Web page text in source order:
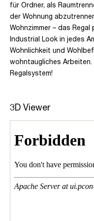
für Ordner, als
der Wohnung
Wohnzimmer – das
Industrial Look in jedes
Wohnlichkeit und
wohntaugliches
Regalsystem!
3D Viewer